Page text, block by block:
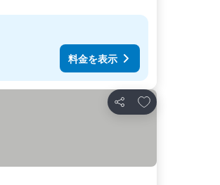
料金を表示
シェア
お気に入りに追加